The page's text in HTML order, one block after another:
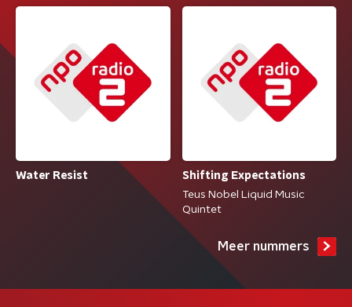
Water Resist
Shifting Expectations
Teus Nobel Liquid Music
Quintet
Meer nummers